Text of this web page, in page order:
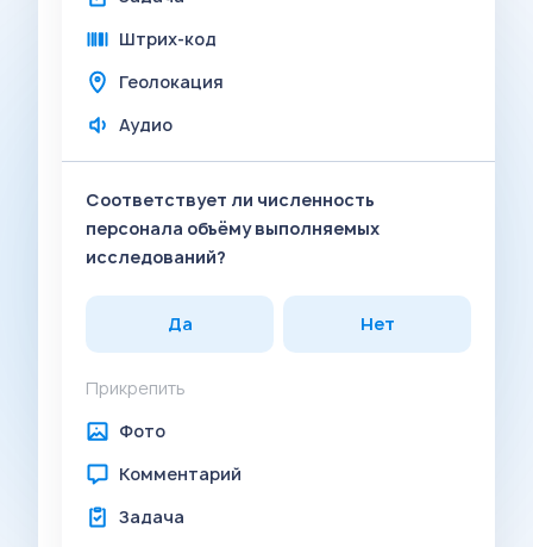
Штрих-код
Геолокация
Аудио
Соответствует ли численность
персонала объёму выполняемых
исследований?
Да Нет
Прикрепить
Фото
Комментарий
Задача